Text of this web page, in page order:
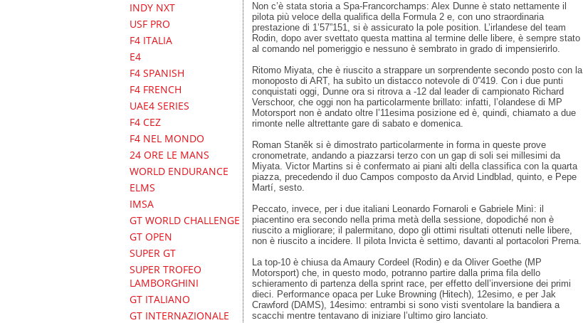
INDY NXT
USF PRO
F4 ITALIA
E4
F4 SPANISH
F4 FRENCH
UAE4 SERIES
F4 CEZ
F4 NEL MONDO
24 ORE LE MANS
WORLD ENDURANCE
ELMS
IMSA
GT WORLD CHALLENGE
GT OPEN
SUPER GT
SUPER TROFEO
LAMBORGHINI
GT ITALIANO
GT INTERNAZIONALE
Non c’è stata storia a Spa-Francorchamps: Alex Dunne è stato nettamente il
pilota più veloce della qualifica della Formula 2 e, con uno straordinaria
prestazione di 1’57”151, si è assicurato la pole position. L’irlandese del team
Rodin, dopo aver svettato questa mattina al termine delle libere, è sempre stato
al comando nel pomeriggio e nessuno è sembrato in grado di impensierirlo.
Ritomo Miyata, che è riuscito a strappare un sorprendente secondo posto con la
monoposto di ART, ha subìto un distacco notevole di 0”419. Con i due punti
conquistati oggi, Dunne ora si ritrova a -12 dal leader di campionato Richard
Verschoor, che oggi non ha particolarmente brillato: infatti, l’olandese di MP
Motorsport non è andato oltre l’11esima posizione ed è, quindi, chiamato a due
rimonte nelle altrettante gare di sabato e domenica.
Roman Staněk si è dimostrato particolarmente in forma in queste prove
cronometrate, andando a piazzarsi terzo con un gap di soli sei millesimi da
Miyata. Victor Martins si è confermato ai piani alti della classifica con la quarta
piazza, precedendo il duo Campos composto da Arvid Lindblad, quinto, e Pepe
Martí, sesto.
Peccato, invece, per i due italiani Leonardo Fornaroli e Gabriele Minì: il
piacentino era secondo nella prima metà della sessione, dopodiché non è
riuscito a migliorare; il palermitano, dopo gli ottimi risultati ottenuti nelle libere,
non è riuscito a incidere. Il pilota Invicta è settimo, davanti al portacolori Prema.
La top-10 è chiusa da Amaury Cordeel (Rodin) e da Oliver Goethe (MP
Motorsport) che, in questo modo, potranno partire dalla prima fila dello
schieramento di partenza della sprint race, per effetto dell’inversione dei primi
dieci. Performance opaca per Luke Browning (Hitech), 12esimo, e per Jak
Crawford (DAMS), 14esimo: entrambi si sono visti sventolare la bandiera a
scacchi mentre tentavano di iniziare l’ultimo giro lanciato.